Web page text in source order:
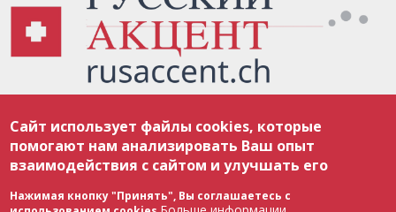
соответствии с законодательством Швейцарии об авторском праве и
международными соглашениями. Полное или частичное использование
материалов возможно только с разрешения редакции. В случае полного
или частичного воспроизведения материалов сайта rusaccent.ch,
ОБЯЗАТЕЛЬНА АКТИВНАЯ ГИПЕРССЫЛКА на конкретный заимствованный
текст. Фотоизображения, размещенные редакцией rusaccent.ch, являются
ее исключительной собственностью. Полное или частичное
Сайт использует файлы cookies, которые
помогают нам анализировать Ваш опыт
взаимодействия с сайтом и улучшать его
Нажимая кнопку "Принять", Вы соглашаетесь с